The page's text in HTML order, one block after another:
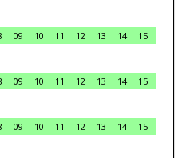
09 10 11 12 13 14
15
09 10 11 12 13 14
15
09 10 11 12 13 14
15